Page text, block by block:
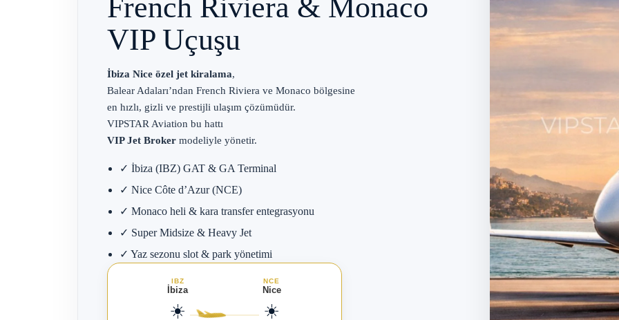
French Riviera & Monaco
VIP Uçuşu
İbiza Nice özel jet kiralama,
Balear Adaları’ndan French Riviera ve Monaco bölgesine
en hızlı, gizli ve prestijli ulaşım çözümüdür.
VIPSTAR Aviation bu hattı
VIP Jet Broker modeliyle yönetir.
✓ İbiza (IBZ) GAT & GA Terminal
✓ Nice Côte d’Azur (NCE)
✓ Monaco heli & kara transfer entegrasyonu
✓ Super Midsize & Heavy Jet
✓ Yaz sezonu slot & park yönetimi
IBZ
İbiza
☀️
NCE
Nice
☀️